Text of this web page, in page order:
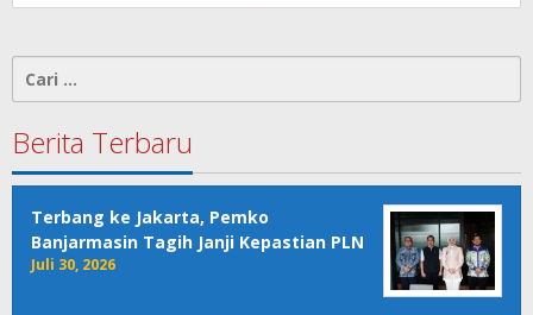
Cari
untuk:
Berita Terbaru
Terbang ke Jakarta, Pemko
Banjarmasin Tagih Janji Kepastian PLN
Juli 30, 2026